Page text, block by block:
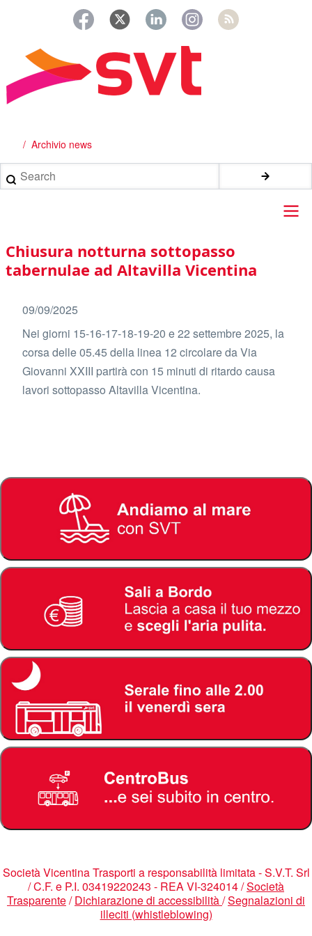
principale
Briciole
di
pane
Archivio news
Search
Main
navigation
Chiusura notturna sottopasso
tabernulae ad Altavilla Vicentina
09/09/2025
Nei giorni 15-16-17-18-19-20 e 22 settembre 2025, la
corsa delle 05.45 della linea 12 circolare da Via
Giovanni XXIII partirà con 15 minuti di ritardo causa
lavori sottopasso Altavilla Vicentina.
Società Vicentina Trasporti a responsabilità limitata - S.V.T. Srl
/ C.F. e P.I. 03419220243 - REA VI-324014 /Società
Trasparente/Dichiarazione di accessibilità/Segnalazioni di
illeciti (whistleblowing)